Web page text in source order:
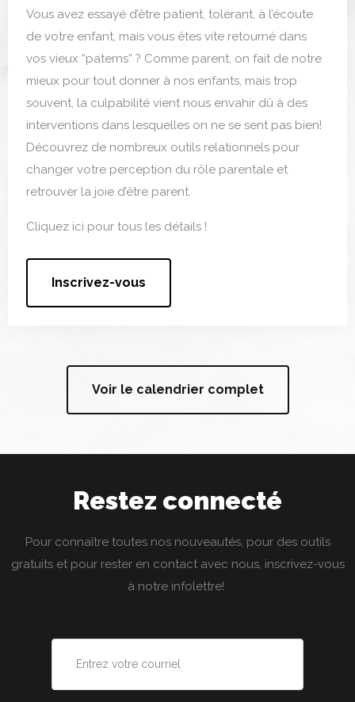
Vous avez essayé d’être patient, tolérant, à l’écoute
de votre enfant, mais vous êtes vite retourné dans
vos vieux “paterns” ? Comme parent, on fait de notre
mieux pour tout donner à nos enfants, mais trop
souvent, la culpabilité vient nous envahir dû à des
interventions dans lesquelles on ne se sent pas bien!
Découvrez de nombreux outils relationnels pour
changer votre perception du rôle parentale et
retrouver la joie d’être parent.
Cliquez ici pour tous les détails !
Inscrivez-vous
Voir le calendrier complet
Restez connecté
Pour connaître toutes nos nouveautés, pour des outils
gratuits et pour rester en contact avec nous, inscrivez-vous
à notre infolettre!